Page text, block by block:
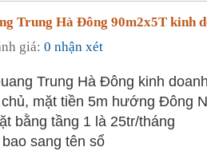
Trung Hà Đông 90m2x5T kinh
giá: 0 nhận xét
Trung Hà Đông kinh
mặt tiền 5m hướng Đông
bằng tầng 1 là 25tr/tháng
sang tên sổ